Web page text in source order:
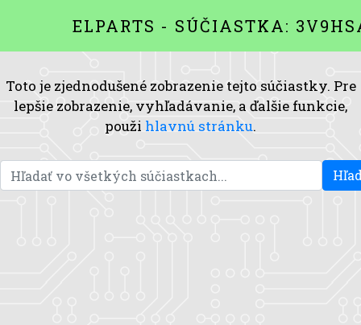
ELPARTS - SÚČIASTKA:
Toto je zjednodušené zobrazenie tejto súčiastky. Pre
lepšie zobrazenie, vyhľadávanie, a ďalšie funkcie,
použi hlavnú stránku.